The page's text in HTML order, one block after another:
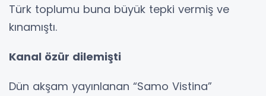
Türk toplumu buna büyük tepki vermiş ve
kınamıştı.
Kanal özür dilemişti
Dün akşam yayınlanan “Samo Vistina”